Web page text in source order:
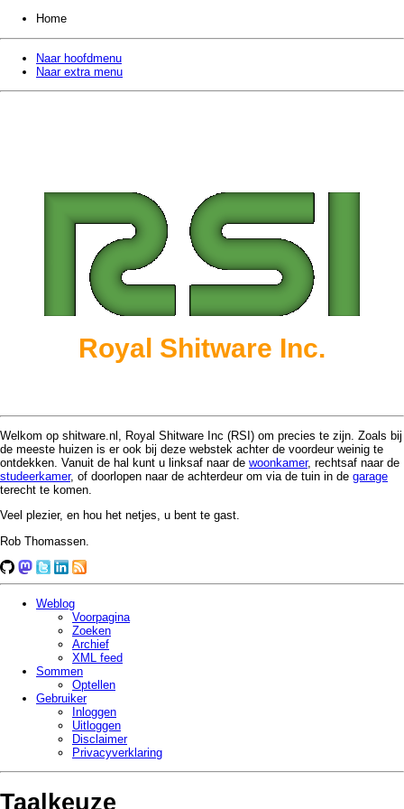
Home
Naar hoofdmenu
Naar extra menu
Royal Shitware Inc.
Welkom op shitware.nl, Royal Shitware Inc (RSI) om precies te zijn. Zoals bij
de meeste huizen is er ook bij deze webstek achter de voordeur weinig te
ontdekken. Vanuit de hal kunt u linksaf naar de woonkamer, rechtsaf naar de
studeerkamer, of doorlopen naar de achterdeur om via de tuin in de garage
terecht te komen.
Veel plezier, en hou het netjes, u bent te gast.
Rob Thomassen.
Weblog
Voorpagina
Zoeken
Archief
XML feed
Sommen
Optellen
Gebruiker
Inloggen
Uitloggen
Disclaimer
Privacy­verklaring
Taalkeuze